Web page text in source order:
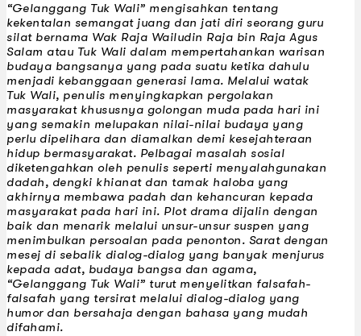
“Gelanggang Tuk Wali” mengisahkan tentang
kekentalan semangat juang dan jati diri seorang guru
silat bernama Wak Raja Wailudin Raja bin Raja Agus
Salam atau Tuk Wali dalam mempertahankan warisan
budaya bangsanya yang pada suatu ketika dahulu
menjadi kebanggaan generasi lama. Melalui watak
Tuk Wali, penulis menyingkapkan pergolakan
masyarakat khususnya golongan muda pada hari ini
yang semakin melupakan nilai-nilai budaya yang
perlu dipelihara dan diamalkan demi kesejahteraan
hidup bermasyarakat. Pelbagai masalah sosial
diketengahkan oleh penulis seperti menyalahgunakan
dadah, dengki khianat dan tamak haloba yang
akhirnya membawa padah dan kehancuran kepada
masyarakat pada hari ini. Plot drama dijalin dengan
baik dan menarik melalui unsur-unsur suspen yang
menimbulkan persoalan pada penonton. Sarat dengan
mesej di sebalik dialog-dialog yang banyak menjurus
kepada adat, budaya bangsa dan agama,
“Gelanggang Tuk Wali” turut menyelitkan falsafah-
falsafah yang tersirat melalui dialog-dialog yang
humor dan bersahaja dengan bahasa yang mudah
difahami.